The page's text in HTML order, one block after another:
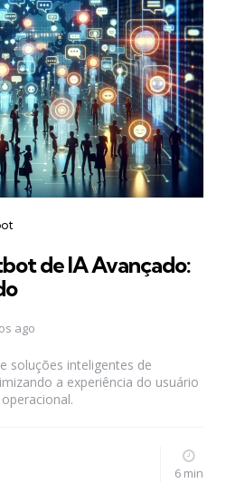
de IA Avançado:
ago
soluções inteligentes de
a experiência do usuário
6 min